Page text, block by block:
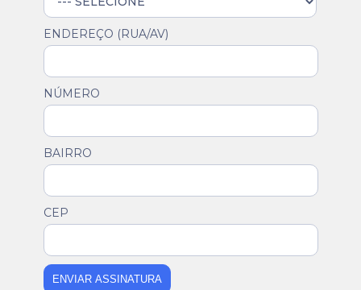
ENDEREÇO (RUA/AV)
NÚMERO
BAIRRO
CEP
ENVIAR ASSINATURA